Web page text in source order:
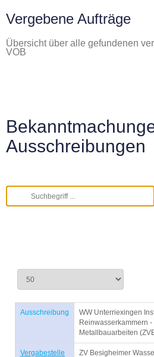
Vergebene Aufträge
Übersicht über alle gefundenen
VOB
Ausschreibungen
Ausschreibung
WW Unterriexingen
Reinwasserkammern
Metallbauarbeiten
Vergabestelle ZV Besigheimer